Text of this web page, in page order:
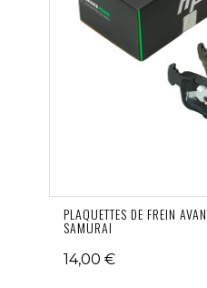
PLAQUETTES DE FREIN
SAMURAI
14,00 €